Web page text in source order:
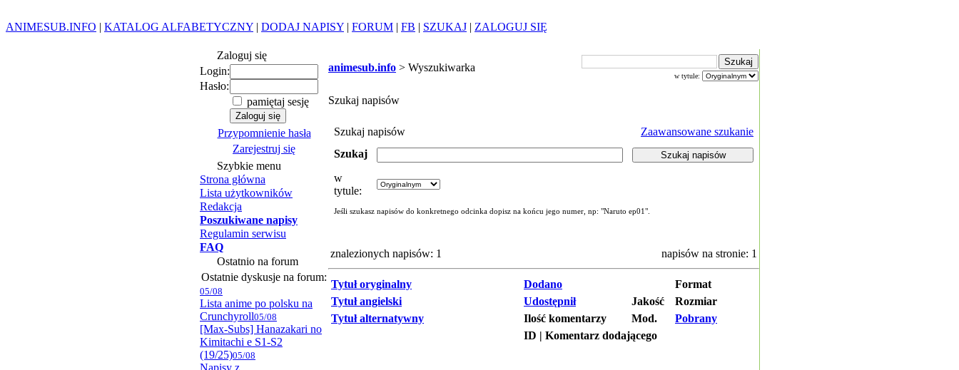
ANIMESUB.INFO | KATALOG ALFABETYCZNY | DODAJ NAPISY | FORUM | FB | SZUKAJ | ZALOGUJ SIĘ
Zaloguj się
Login:
Hasło:
pamiętaj sesję
Przypomnienie hasła
Zarejestruj się
Szybkie menu
Strona główna
Lista użytkowników
Redakcja
Poszukiwane napisy
Regulamin serwisu
FAQ
Ostatnio na forum
Ostatnie dyskusje na forum:
05/08
Lista anime po polsku na
Crunchyroll05/08
[Max-Subs] Hanazakari no
Kimitachi e S1-S2
(19/25)05/08
Napisy z
animesub.info > Wyszukiwarka
w tytule:
Szukaj napisów
Szukaj napisów
Zaawansowane szukanie
Szukaj
w
tytule:
Jeśli szukasz napisów do konkretnego odcinka dopisz na końcu jego numer, np: "Naruto ep01".
znalezionych napisów: 1 napisów na stronie: 1
Tytuł oryginalny Dodano
Format
Tytuł angielski
Udostępnił Jakość
Rozmiar
Tytuł alternatywny
Ilość komentarzy Mod.
Pobrany
ID | Komentarz dodającego